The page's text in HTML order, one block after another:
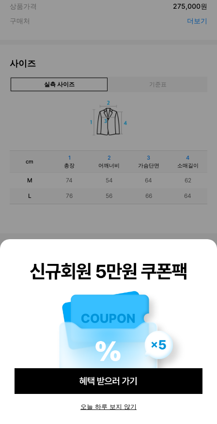
사이즈
실측 사이즈 기준표
cm
1
총장
2
어깨너비
3
가슴단면
4
소매길이
M 74 54 64 62
L 76 56 66 64
오늘 하루 보지 않기